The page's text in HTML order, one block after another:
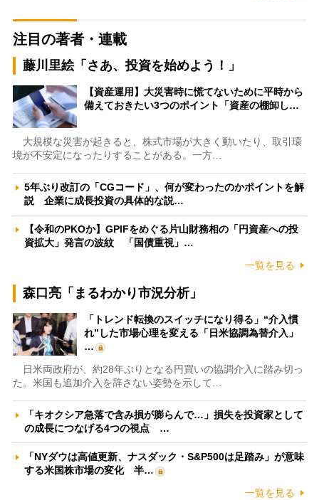
注目の著者・連載
藤川里絵「さあ、投資を始めよう！」
【資産運用】大災害時に慌てないために平時から
備えておきたい3つのポイント「資産の棚卸し…
大規模な災害が起きると、株式市場が大きく動いたり、取引環
境が不安定になったりすることがある。一方…
5年ぶり改訂の「CGコード」、何が変わったのかポイントを解
説 企業に成長投資の具体的な説…
【令和のPKOか】GPIFをめぐる片山財務相の「円資産への投
資拡大」発言の波紋 「国債重視」…
一覧を見る
森口亮「まるわかり市況分析」
「トレンド転換のスイッチになり得る」“介入慣
れ”した市場心理を変える「日米協調為替介入」
…
日米両政府が、約28年ぶりとなる円買いの協調介入に踏み切っ
た。米国も追加介入を辞さない姿勢を示して…
「キオクシア急落で含み損が膨らんで…」損失を投資家として
の成長につなげる4つの視点 …
「NYダウは高値更新、ナスダック・S&P500は足踏み」が意味
する米国株市場の変化 半…
一覧を見る